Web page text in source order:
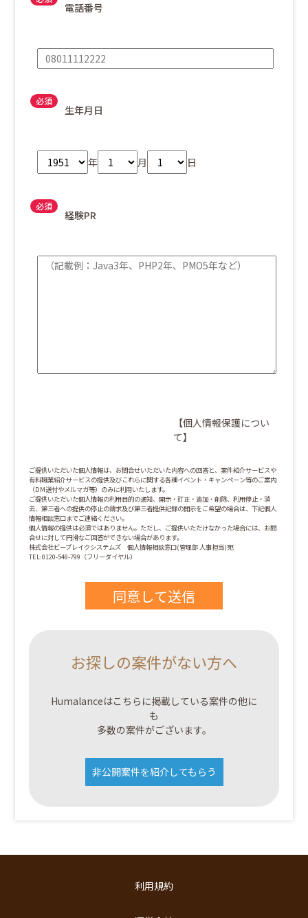
電話番号
生年月日
年 月 日
経験PR
【個人情報保護につい
て】
ご提供いただいた個人情報は、お問合せいただいた内容への回答と、案件紹介サービスや
有料職業紹介サービスの提供及びこれらに関する各種イベント・キャンペーン等のご案内
（DM送付やメルマガ等）のみに利用いたします。
ご提供いただいた個人情報の利用目的の通知、開示・訂正・追加・削除、利用停止・消
去、第三者への提供の停止の請求及び第三者提供記録の開示をご希望の場合は、下記個人
情報相談窓口までご連絡ください。
個人情報の提供は必須ではありません。ただし、ご提供いただけなかった場合には、お問
合せに対して円滑なご回答ができない場合があります。
株式会社ビーブレイクシステムズ 個人情報相談窓口(管理部 人事担当)宛
TEL:0120-548-799（フリーダイヤル）
お探しの案件がない方へ
Humalanceはこちらに掲載している案件の他に
も
多数の案件がございます。
非公開案件を紹介してもらう
利用規約